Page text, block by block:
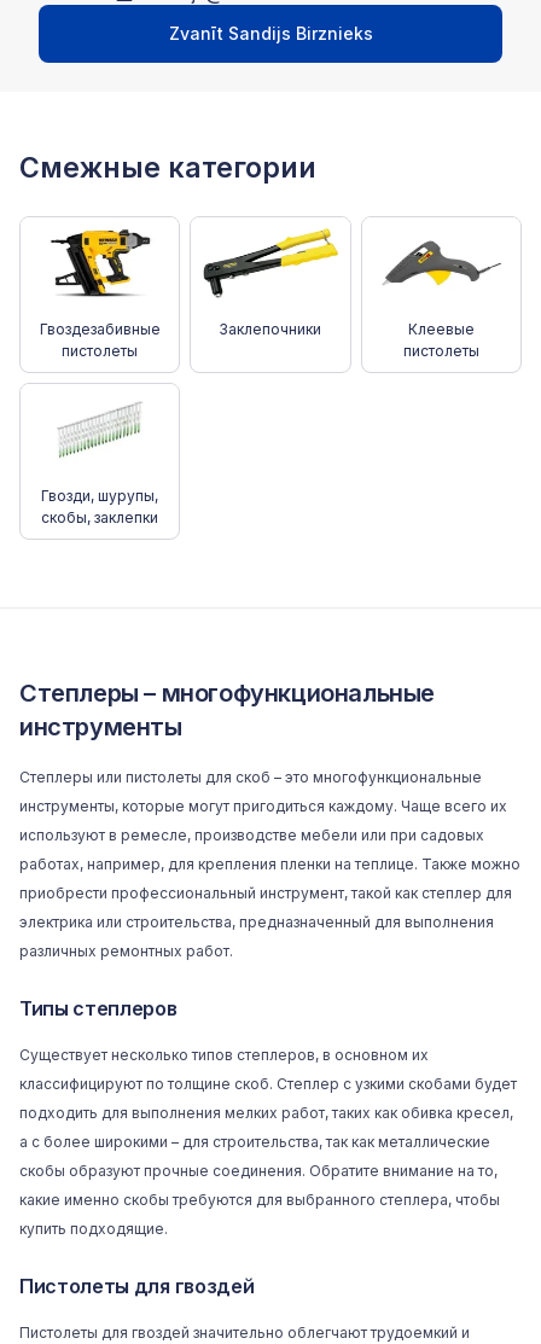
Zvanīt Sandijs Birznieks
Смежные категории
Гвоздезабивные
пистолеты
Заклепочники
Клеевые
пистолеты
Гвозди, шурупы,
скобы, заклепки
Степлеры – многофункциональные
инструменты
Степлеры или пистолеты для скоб – это многофункциональные
инструменты, которые могут пригодиться каждому. Чаще всего их
используют в ремесле, производстве мебели или при садовых
работах, например, для крепления пленки на теплице. Также можно
приобрести профессиональный инструмент, такой как степлер для
электрика или строительства, предназначенный для выполнения
различных ремонтных работ.
Типы степлеров
Существует несколько типов степлеров, в основном их
классифицируют по толщине скоб. Степлер с узкими скобами будет
подходить для выполнения мелких работ, таких как обивка кресел,
а с более широкими – для строительства, так как металлические
скобы образуют прочные соединения. Обратите внимание на то,
какие именно скобы требуются для выбранного степлера, чтобы
купить подходящие.
Пистолеты для гвоздей
Пистолеты для гвоздей значительно облегчают трудоемкий и